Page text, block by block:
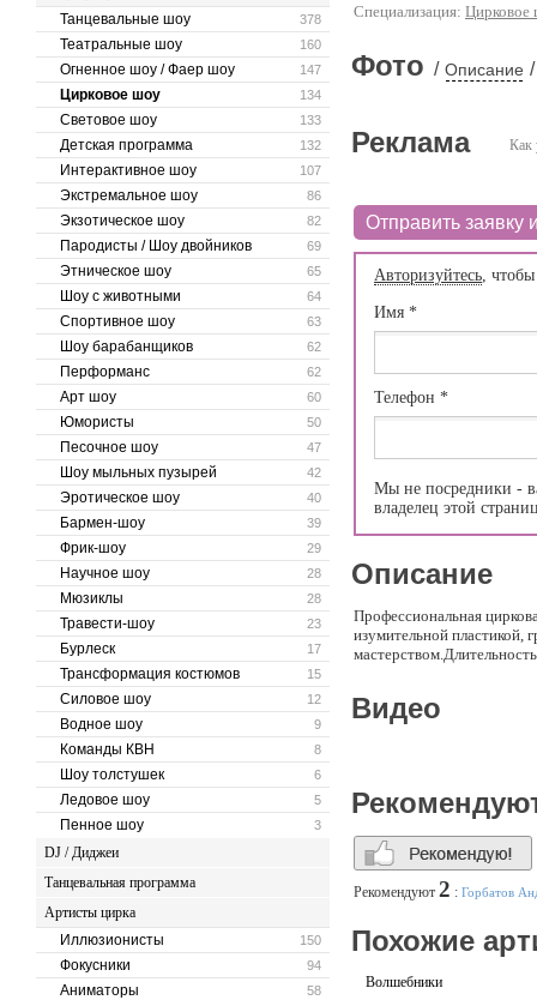
378
Танцевальные шоу
160
Театральные шоу
147
Огненное шоу / Фаер шоу
134
Цирковое шоу
133
Световое шоу
132
Детская программа
107
Интерактивное шоу
86
Экстремальное шоу
82
Экзотическое шоу
69
Пародисты / Шоу двойников
65
Этническое шоу
64
Шоу с животными
63
Спортивное шоу
62
Шоу барабанщиков
62
Перформанс
60
Арт шоу
50
Юмористы
47
Песочное шоу
42
Шоу мыльных пузырей
40
Эротическое шоу
39
Бармен-шоу
29
Фрик-шоу
28
Научное шоу
28
Мюзиклы
23
Травести-шоу
17
Бурлеск
15
Трансформация костюмов
12
Силовое шоу
9
Водное шоу
8
Команды КВН
6
Шоу толстушек
5
Ледовое шоу
3
Пенное шоу
DJ / Диджеи
Танцевальная программа
Артисты цирка
150
Иллюзионисты
94
Фокусники
58
Аниматоры
Специализация: Цирковое
Фото / Описание /
Как
Реклама
Отправить заявку
Авторизуйтесь,
Имя *
Телефон *
Мы не посредники -
владелец этой
Описание
Профессиональная
изумительной пластикой,
Видео
Рекомендуют 2 : Горбатов
Похожие
Волшебники